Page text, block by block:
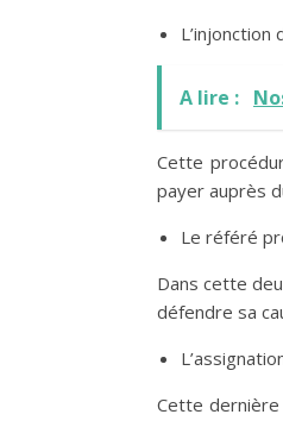
L’injonction
A lire :
Cette
payer auprès
Le référé
Dans cette
défendre sa
Cette